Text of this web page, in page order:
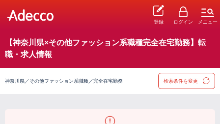
登録 ログイン メニュー
【神奈川県×その他ファッション系職種完全在宅勤務】転
職・求人情報
神奈川県／その他ファッション系職種／完全在宅勤務 検索条件を変更